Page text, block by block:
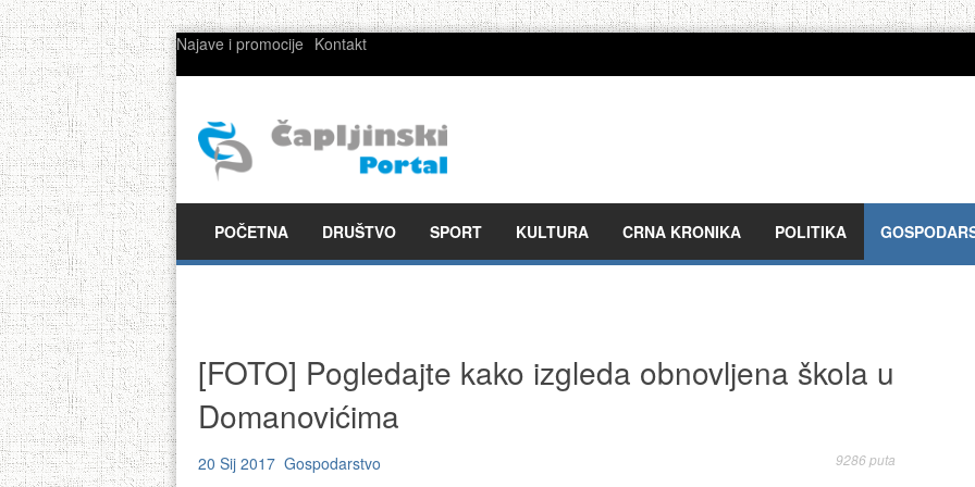
Najave i promocije Kontakt
POČETNA DRUŠTVO SPORT KULTURA CRNA KRONIKA POLITIKA
[FOTO] Pogledajte kako izgleda obnovljena škola u
Domanovićima
20 Sij 2017 Gospodarstvo 9286 puta